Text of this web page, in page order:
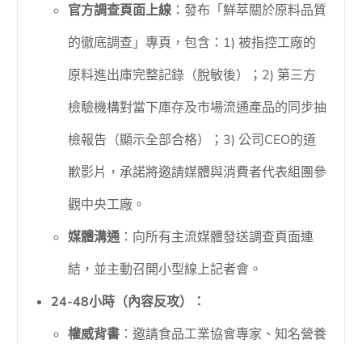
官方調查頁面上線：發布「鮮萃關於原料品質
的徹底調查」專頁，包含：1) 被指控工廠的
原料進出庫完整記錄（脫敏後）；2) 第三方
檢驗機構對當下庫存及市場流通產品的同步抽
檢報告（顯示全部合格）；3) 公司CEO的道
歉影片，承諾將邀請媒體與消費者代表組團參
觀中央工廠。
媒體溝通：向所有主流媒體發送調查頁面連
結，並主動召開小型線上記者會。
24-48小時（內容反攻）：
權威背書：邀請食品工業協會專家、知名營養